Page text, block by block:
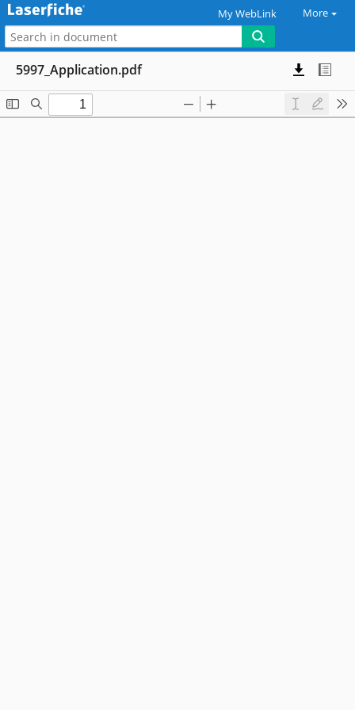
My WebLink More
5997_Application.pdf